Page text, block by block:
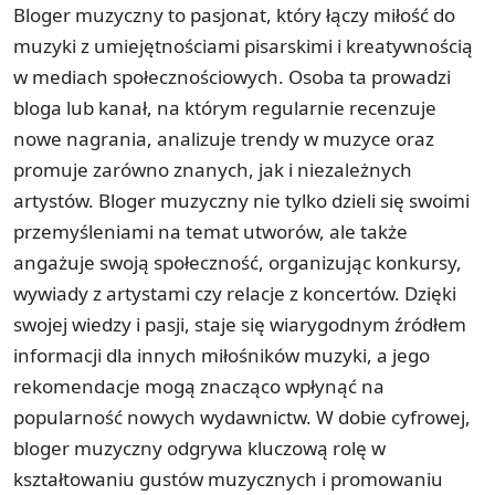
Bloger muzyczny to pasjonat, który łączy miłość do
muzyki z umiejętnościami pisarskimi i kreatywnością
w mediach społecznościowych. Osoba ta prowadzi
bloga lub kanał, na którym regularnie recenzuje
nowe nagrania, analizuje trendy w muzyce oraz
promuje zarówno znanych, jak i niezależnych
artystów. Bloger muzyczny nie tylko dzieli się swoimi
przemyśleniami na temat utworów, ale także
angażuje swoją społeczność, organizując konkursy,
wywiady z artystami czy relacje z koncertów. Dzięki
swojej wiedzy i pasji, staje się wiarygodnym źródłem
informacji dla innych miłośników muzyki, a jego
rekomendacje mogą znacząco wpłynąć na
popularność nowych wydawnictw. W dobie cyfrowej,
bloger muzyczny odgrywa kluczową rolę w
kształtowaniu gustów muzycznych i promowaniu